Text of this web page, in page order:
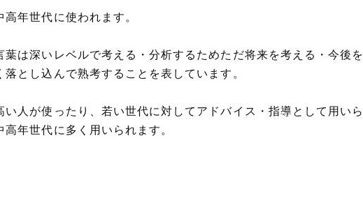
年世代に使われます。
葉は深いレベルで考える・分析するためただ将来を考える・今後を
とし込んで熟考することを表しています。
人が使ったり、若い世代に対してアドバイス・指導として用いら
年世代に多く用いられます。